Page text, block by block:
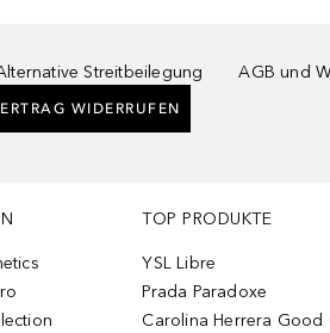
Streitbeilegung
AGB und
WIDERRUFEN
TOP PRODUKTE
YSL Libre
Prada Paradoxe
Carolina Herrera Good